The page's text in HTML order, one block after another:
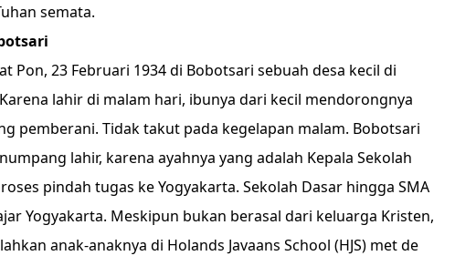
semata.
Pon, 23 Februari 1934 di Bobotsari sebuah desa kecil di
lahir di malam hari, ibunya dari kecil mendorongnya
pemberani. Tidak takut pada kegelapan malam. Bobotsari
lahir, karena ayahnya yang adalah Kepala Sekolah
pindah tugas ke Yogyakarta. Sekolah Dasar hingga SMA
Yogyakarta. Meskipun bukan berasal dari keluarga Kristen,
anak-anaknya di Holands Javaans School (HJS) met de